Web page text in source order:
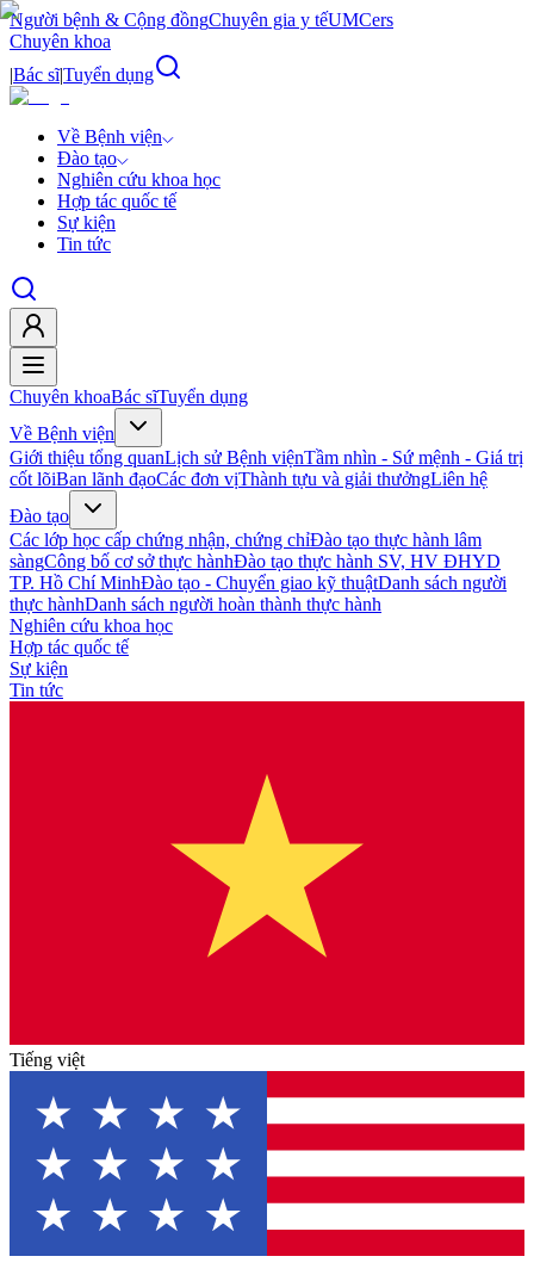
Người bệnh & Cộng đồngChuyên gia y tếUMCers
Chuyên khoa
|Bác sĩ|Tuyển dụng
Về Bệnh viện
Đào tạo
Nghiên cứu khoa học
Hợp tác quốc tế
Sự kiện
Tin tức
Chuyên khoaBác sĩTuyển dụng
Về Bệnh viện
Giới thiệu tổng quanLịch sử Bệnh việnTầm nhìn - Sứ mệnh - Giá trị
cốt lõiBan lãnh đạoCác đơn vịThành tựu và giải thưởngLiên hệ
Đào tạo
Các lớp học cấp chứng nhận, chứng chỉĐào tạo thực hành lâm
sàngCông bố cơ sở thực hànhĐào tạo thực hành SV, HV ĐHYD
TP. Hồ Chí MinhĐào tạo - Chuyển giao kỹ thuậtDanh sách người
thực hànhDanh sách người hoàn thành thực hành
Nghiên cứu khoa học
Hợp tác quốc tế
Sự kiện
Tin tức
Tiếng việt